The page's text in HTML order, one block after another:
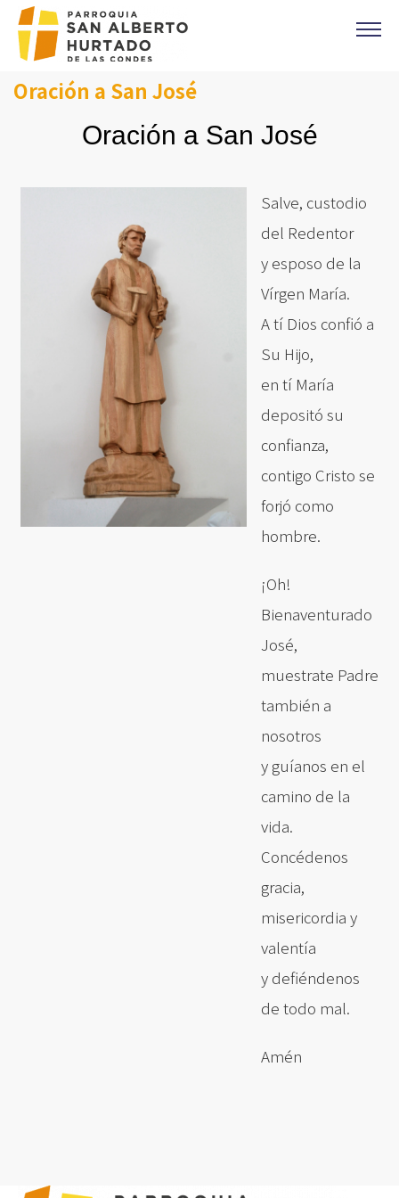
Click acá para ir directamente al contenido
CONTACTO
OFICINA PARROQUIAL
Parroquia Padre Alberto Hurtado
CAMPAÑA 1%
DONACIONES
CORONAS DE CARIDAD
Oración a San José
Oración a San José
Salve, custodio
del Redentor
y esposo de la
Vírgen María.
A tí Dios confió a
Su Hijo,
en tí María
depositó su
confianza,
contigo Cristo se
forjó como
hombre.
¡Oh!
Bienaventurado
José,
muestrate Padre
también a
nosotros
y guíanos en el
camino de la
vida.
Concédenos
gracia,
misericordia y
valentía
y defiéndenos
de todo mal.
Amén